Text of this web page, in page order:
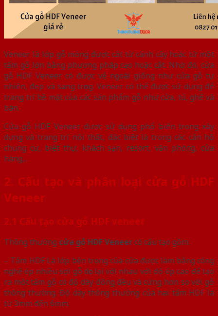
Veneer là lớp gỗ mỏng được cắt từ cành cây hoặc từ một
tấm gỗ lớn bằng phương pháp cạo hoặc cắt. Nhờ đó, cửa
gỗ HDF Veneer có được vẻ ngoài giống như cửa gỗ tự
nhiên, đẹp và sang trọng. Veneer có thể được sử dụng để
trang trí bề mặt của các sản phẩm gỗ như cửa, tủ, ghế và
bàn.
Cửa gỗ HDF Veneer được sử dụng phổ biến trong xây
dựng và trang trí nội thất, đặc biệt là trong các căn hộ
chung cư, biệt thự, khách sạn, resort, văn phòng, cửa
hàng,..
2. Cấu tạo và phân loại cửa gỗ HDF
Veneer
2.1 Cấu tạo cửa gỗ HDF veneer
Thông thường cửa gỗ HDF Veneercó cấu tạo gồm:
– Tấm HDF Là lớp bên trong của cửa được làm bằng công
nghệ ép nhiều sợi gỗ dọc lại với nhau với độ ép cao để tạo
ra một tấm gỗ có độ dày đồng đều và cứng hơn so với gỗ
thông thường. Độ dày thông thường của hai tấm HDF là
từ 3mm đến 6mm.